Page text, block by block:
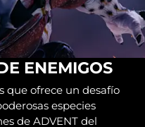
ENEMIGOS
que ofrece un desafío
especies
de ADVENT del